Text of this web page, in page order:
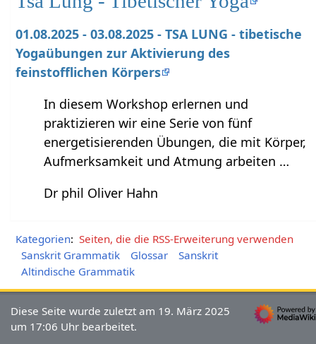
01.08.2025 - 03.08.2025 - TSA LUNG - tibetische
Yogaübungen zur Aktivierung des
feinstofflichen Körpers
In diesem Workshop erlernen und
praktizieren wir eine Serie von fünf
energetisierenden Übungen, die mit Körper,
Aufmerksamkeit und Atmung arbeiten …
Dr phil Oliver Hahn
Kategorien: Seiten, die die RSS-Erweiterung verwenden
Sanskrit Grammatik
Glossar
Sanskrit
Altindische Grammatik
Diese Seite wurde zuletzt am 19. März 2025
um 17:06 Uhr bearbeitet.